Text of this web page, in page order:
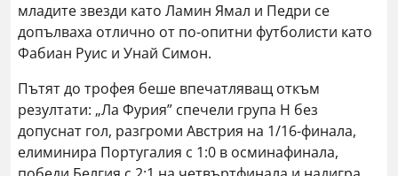
младите звезди като Ламин Ямал и Педри се
допълваха отлично от по-опитни футболисти като
Фабиан Руис и Унай Симон.
Пътят до трофея беше впечатляващ откъм
резултати: „Ла Фурия” спечели група H без
допуснат гол, разгроми Австрия на 1/16-финала,
елиминира Португалия с 1:0 в осминафинала,